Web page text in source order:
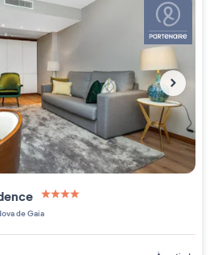
4 étoiles sur 5
de Gaia